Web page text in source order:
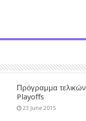
Πρόγραμμα τελικών
Playoffs
23 June 2015